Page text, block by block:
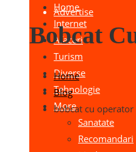
Advertise
Home
Internet
Afaceri
Turism
Diverse
Tehnologie
More
Sanatate
Recomandari
Bobcat
Home
Blog
bobcat cu operator